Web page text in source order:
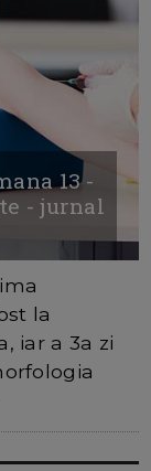
13 -
- jurnal
la
iar a 3a zi